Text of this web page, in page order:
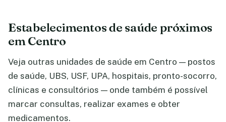
Estabelecimentos de saúde próximos
em Centro
Veja outras unidades de saúde em Centro — postos
de saúde, UBS, USF, UPA, hospitais, pronto-socorro,
clínicas e consultórios — onde também é possível
marcar consultas, realizar exames e obter
medicamentos.